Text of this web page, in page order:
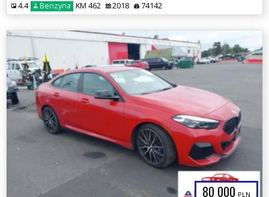
4.4 Benzyna KM 462 2018 74142
80 000 PLN